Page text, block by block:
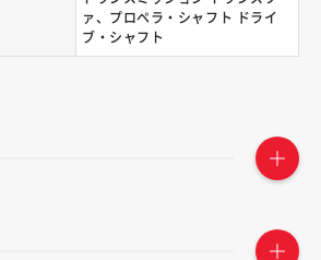
ァ、プロペラ・シャフト ドライ
ブ・シャフト